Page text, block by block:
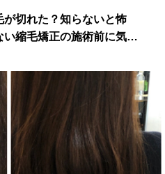
切れた？知らないと怖
縮毛矯正の施術前に気を